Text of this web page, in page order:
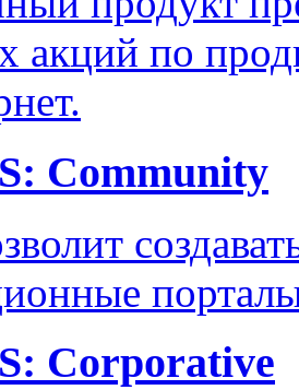
акций по
Community
Corporative